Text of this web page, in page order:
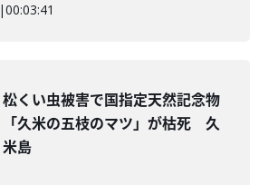
|00:03:41
松くい虫被害で国指定天然記念物
「久米の五枝のマツ」が枯死 久
米島